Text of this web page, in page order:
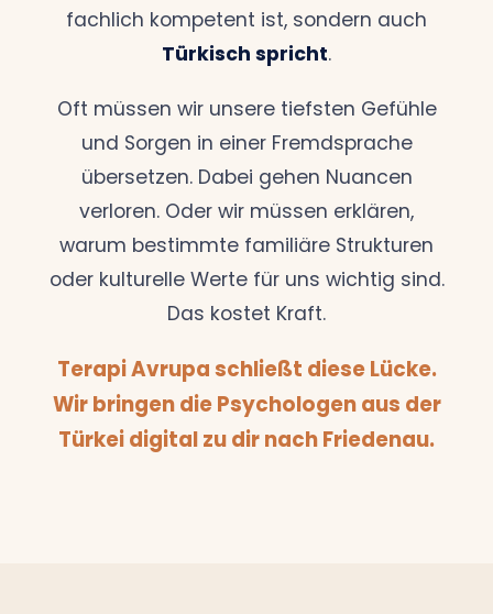
fachlich kompetent ist, sondern auch
Türkisch spricht.
Oft müssen wir unsere tiefsten Gefühle
und Sorgen in einer Fremdsprache
übersetzen. Dabei gehen Nuancen
verloren. Oder wir müssen erklären,
warum bestimmte familiäre Strukturen
oder kulturelle Werte für uns wichtig sind.
Das kostet Kraft.
Terapi Avrupa schließt diese Lücke.
Wir bringen die Psychologen aus der
Türkei digital zu dir nach Friedenau.